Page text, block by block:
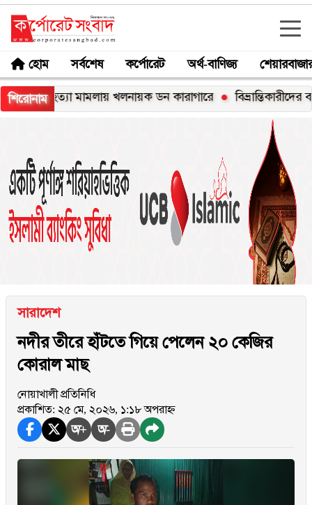
হোম সর্বশেষ কর্পোরেট অর্থ-বাণিজ্য
শিরোনাম
হত্যা মামলায় খলনায়ক ডন কারাগারে বিভ্রান্তিকারীদের ব্যাপারে
সারাদেশ
নদীর তীরে হাঁটতে গিয়ে পেলেন ২০ কেজির
কোরাল মাছ
নোয়াখালী প্রতিনিধি
প্রকাশিত: ২৫ মে, ২০২৬, ১:১৮ অপরাহ্ন
অ+ অ-